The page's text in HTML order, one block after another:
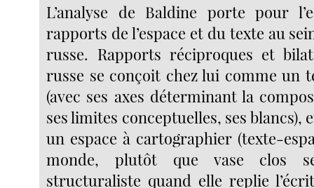
L’analyse de Baldine porte pour
rapports de l’espace et du texte au
russe. Rapports réciproques et
russe se conçoit chez lui comme un
(avec ses axes déterminant la
ses limites conceptuelles, ses blancs),
un espace à cartographier (texte-
monde, plutôt que vase clos
structuraliste quand elle replie